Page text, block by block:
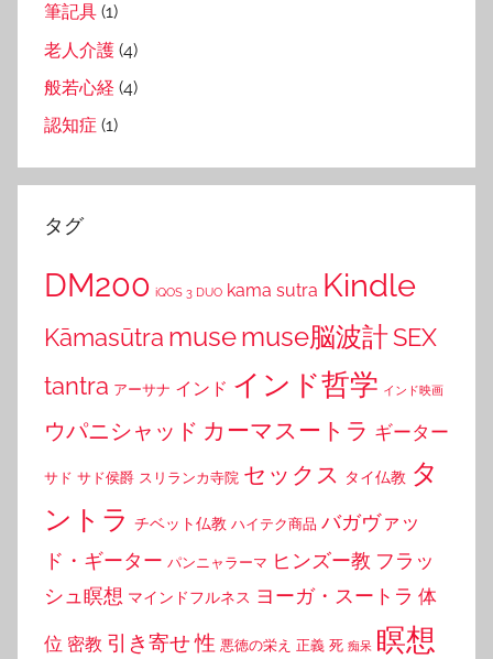
筆記具 (1)
老人介護 (4)
般若心経 (4)
認知症 (1)
タグ
DM200 iQOS 3 DUO kama sutra Kindle
Kāmasūtra musemuse脳波計SEX
tantra アーサナ インド インド哲学 インド映画
ウパニシャッド カーマスートラ ギーター
サド サド侯爵 スリランカ寺院 セックス タイ仏教 タ
ントラ チベット仏教 ハイテク商品 バガヴァッ
ド・ギーター パンニャラーマ ヒンズー教 フラッ
シュ瞑想 マインドフルネス ヨーガ・スートラ 体
位 密教 引き寄せ性 悪徳の栄え 正義 死 痴呆 瞑想